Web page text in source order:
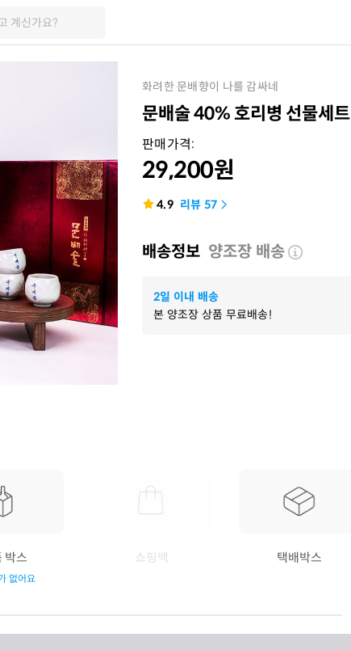
계신가요?
화려한 문배향이 나를 감싸네
문배술 40% 호리병 선물세트
판매가격:
29,200원
4.9 리뷰 57
배송정보 양조장 배송
2일 이내 배송
본 양조장 상품 무료배송!
박스
없어요
쇼핑백 택배박스